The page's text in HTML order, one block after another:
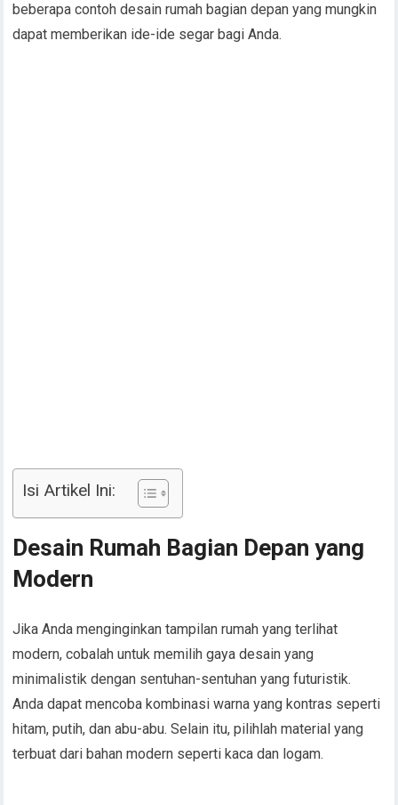
beberapa contoh desain rumah bagian depan yang mungkin
dapat memberikan ide-ide segar bagi Anda.
Isi Artikel Ini:
Desain Rumah Bagian Depan yang
Modern
Jika Anda menginginkan tampilan rumah yang terlihat
modern, cobalah untuk memilih gaya desain yang
minimalistik dengan sentuhan-sentuhan yang futuristik.
Anda dapat mencoba kombinasi warna yang kontras seperti
hitam, putih, dan abu-abu. Selain itu, pilihlah material yang
terbuat dari bahan modern seperti kaca dan logam.